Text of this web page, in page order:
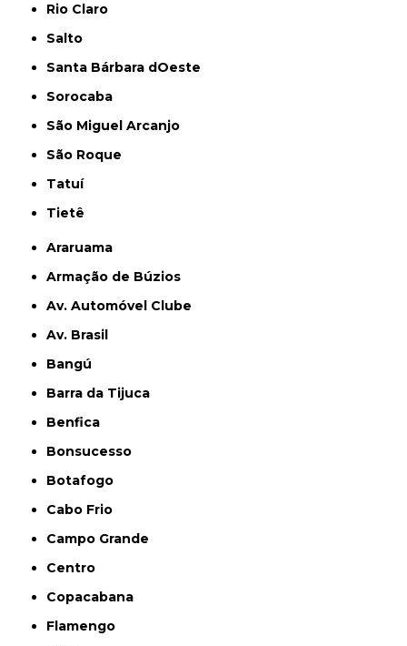
Rio Claro
Salto
Santa Bárbara dOeste
Sorocaba
São Miguel Arcanjo
São Roque
Tatuí
Tietê
Araruama
Armação de Búzios
Av. Automóvel Clube
Av. Brasil
Bangú
Barra da Tijuca
Benfica
Bonsucesso
Botafogo
Cabo Frio
Campo Grande
Centro
Copacabana
Flamengo